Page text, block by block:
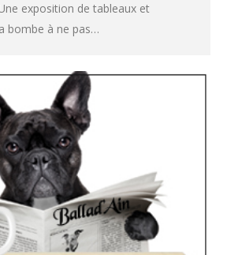
exposition de tableaux et
bombe à ne pas…